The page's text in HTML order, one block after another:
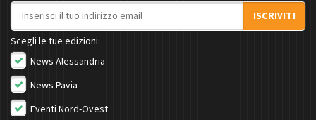
Indirizzo email
ISCRIVITI
Scegli le tue edizioni:
News Alessandria
News Pavia
Eventi Nord-Ovest